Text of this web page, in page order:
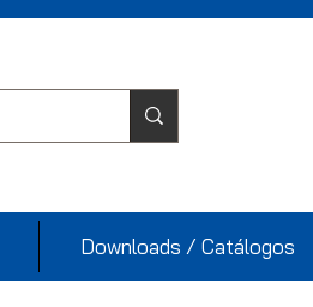
Downloads / Catálogos